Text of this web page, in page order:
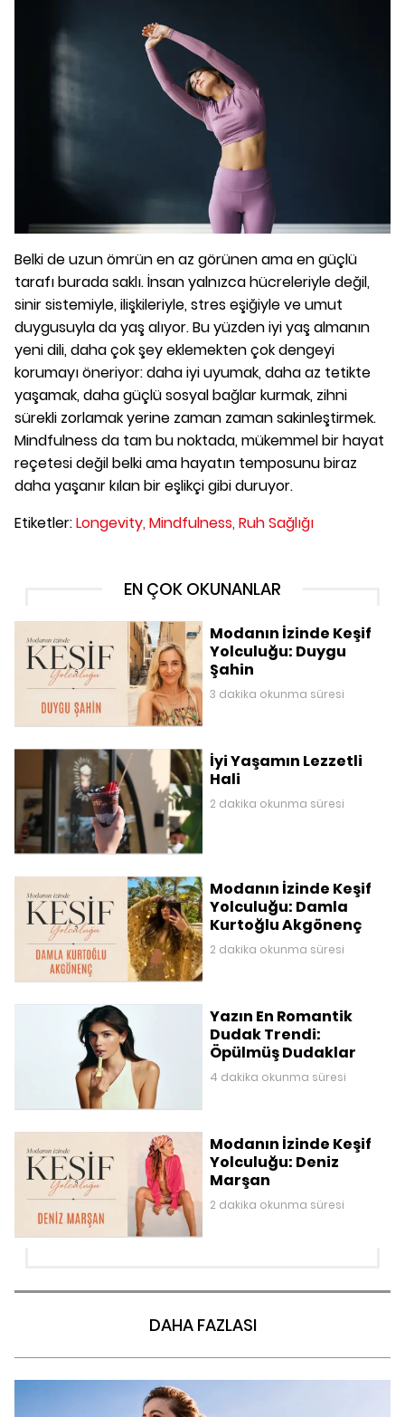
Belki de uzun ömrün en az görünen ama en güçlü
tarafı burada saklı. İnsan yalnızca hücreleriyle değil,
sinir sistemiyle, ilişkileriyle, stres eşiğiyle ve umut
duygusuyla da yaş alıyor. Bu yüzden iyi yaş almanın
yeni dili, daha çok şey eklemekten çok dengeyi
korumayı öneriyor: daha iyi uyumak, daha az tetikte
yaşamak, daha güçlü sosyal bağlar kurmak, zihni
sürekli zorlamak yerine zaman zaman sakinleştirmek.
Mindfulness da tam bu noktada, mükemmel bir hayat
reçetesi değil belki ama hayatın temposunu biraz
daha yaşanır kılan bir eşlikçi gibi duruyor.
Etiketler:Longevity,Mindfulness,Ruh Sağlığı
EN ÇOK OKUNANLAR
Modanın İzinde Keşif
Yolculuğu: Duygu
Şahin
3 dakika okunma süresi
İyi Yaşamın Lezzetli
Hali
2 dakika okunma süresi
Modanın İzinde Keşif
Yolculuğu: Damla
Kurtoğlu Akgönenç
2 dakika okunma süresi
Yazın En Romantik
Dudak Trendi:
Öpülmüş Dudaklar
4 dakika okunma süresi
Modanın İzinde Keşif
Yolculuğu: Deniz
Marşan
2 dakika okunma süresi
DAHA FAZLASI